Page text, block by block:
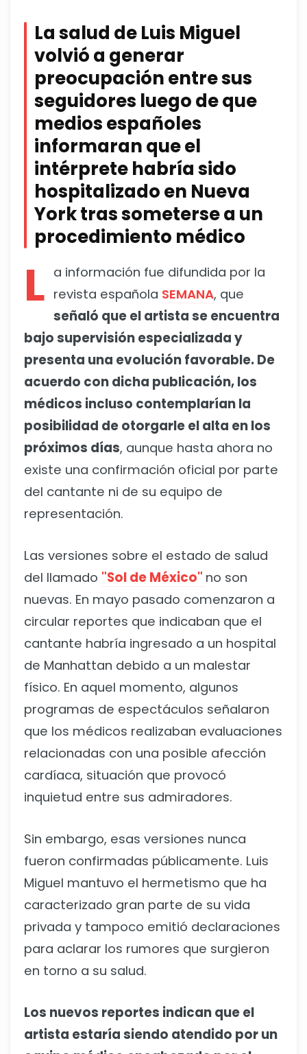
La salud de Luis Miguel
volvió a generar
preocupación entre sus
seguidores luego de que
medios españoles
informaran que el
intérprete habría sido
hospitalizado en Nueva
York tras someterse a un
procedimiento médico
L a información fue difundida por la
revista española SEMANA, que
señaló que el artista se encuentra
bajo supervisión especializada y
presenta una evolución favorable. De
acuerdo con dicha publicación, los
médicos incluso contemplarían la
posibilidad de otorgarle el alta en los
próximos días, aunque hasta ahora no
existe una confirmación oficial por parte
del cantante ni de su equipo de
representación.
Las versiones sobre el estado de salud
del llamado "Sol de México" no son
nuevas. En mayo pasado comenzaron a
circular reportes que indicaban que el
cantante habría ingresado a un hospital
de Manhattan debido a un malestar
físico. En aquel momento, algunos
programas de espectáculos señalaron
que los médicos realizaban evaluaciones
relacionadas con una posible afección
cardíaca, situación que provocó
inquietud entre sus admiradores.
Sin embargo, esas versiones nunca
fueron confirmadas públicamente. Luis
Miguel mantuvo el hermetismo que ha
caracterizado gran parte de su vida
privada y tampoco emitió declaraciones
para aclarar los rumores que surgieron
en torno a su salud.
Los nuevos reportes indican que el
artista estaría siendo atendido por un